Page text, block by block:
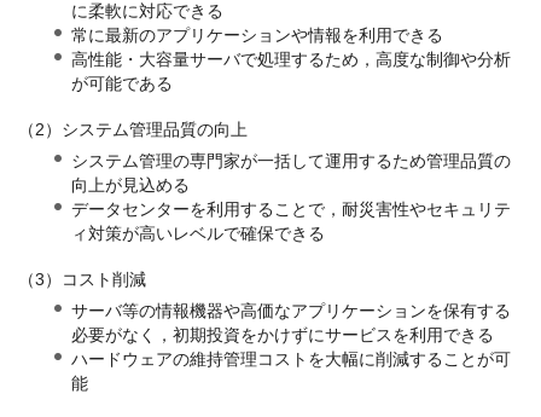
に柔軟に対応できる
常に最新のアプリケーションや情報を利用できる
高性能・大容量サーバで処理するため，高度な制御や分析
が可能である
（2）システム管理品質の向上
システム管理の専門家が一括して運用するため管理品質の
向上が見込める
データセンターを利用することで，耐災害性やセキュリテ
ィ対策が高いレベルで確保できる
（3）コスト削減
サーバ等の情報機器や高価なアプリケーションを保有する
必要がなく，初期投資をかけずにサービスを利用できる
ハードウェアの維持管理コストを大幅に削減することが可
能